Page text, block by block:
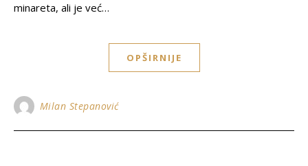
minareta, ali je već…
OPŠIRNIJE
Milan Stepanović